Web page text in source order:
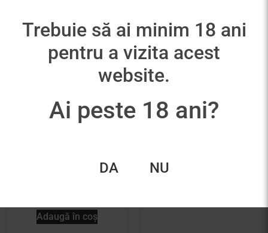
Champagne Pascal
Adaugă în coș
Trebuie să ai minim 18 ani
pentru a vizita acest
website.
Ai peste 18 ani?
DA NU